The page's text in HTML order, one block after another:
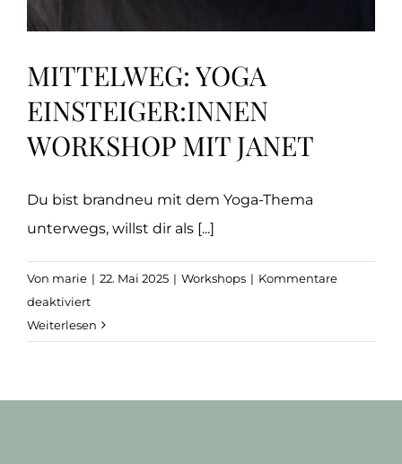
MITTELWEG: YOGA
EINSTEIGER:INNEN
WORKSHOP MIT JANET
Du bist brandneu mit dem Yoga-Thema
unterwegs, willst dir als [...]
Von marie | 22. Mai 2025 | Workshops | Kommentare
deaktiviertfür
Mittelweg:
Weiterlesen